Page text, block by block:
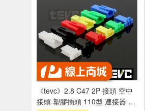
《tevc》2.8 C47 2P 接頭 空中
接頭 塑膠插頭 110型 連接器 快